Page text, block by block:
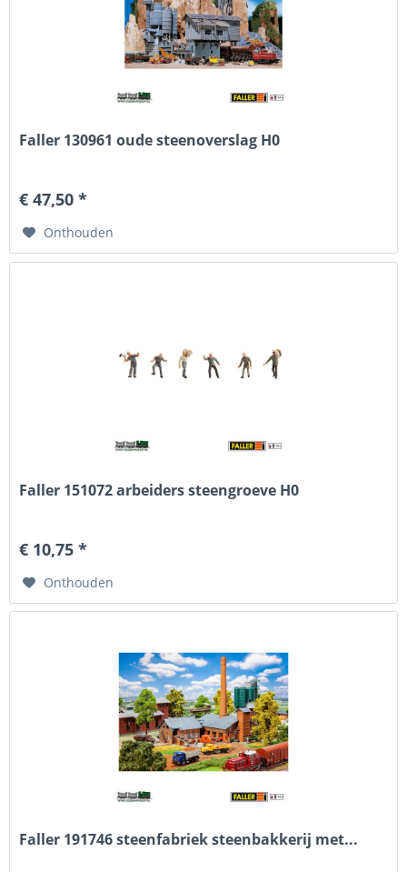
Faller 130961 oude steenoverslag H0
€ 47,50 *
Onthouden
Faller 151072 arbeiders steengroeve H0
€ 10,75 *
Onthouden
Faller 191746 steenfabriek steenbakkerij met...